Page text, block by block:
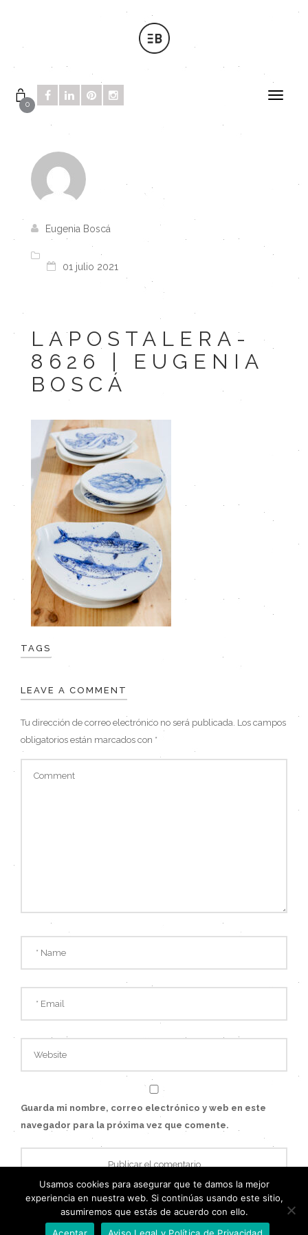
0
Eugenia Boscá
01 julio 2021
LAPOSTALERA-
8626 | EUGENIA
BOSCÁ
TAGS
LEAVE A COMMENT
Tu dirección de correo electrónico no será publicada. Los campos
obligatorios están marcados con *
Guarda mi nombre, correo electrónico y web en este
navegador para la próxima vez que comente.
Usamos cookies para asegurar que te damos la mejor
experiencia en nuestra web. Si continúas usando este sitio,
asumiremos que estás de acuerdo con ello.
Aceptar
Aviso Legal y Política de Privacidad